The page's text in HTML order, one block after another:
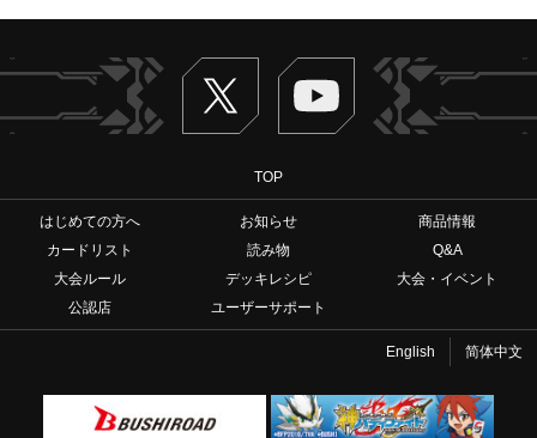
Twitter ヴァンガードch
TOP
はじめての方へ お知らせ
商品情報
カードリスト
読み物
Q&A
大会ルール
デッキレシピ
大会・イベント
公認店
ユーザーサポート
English 简体中文